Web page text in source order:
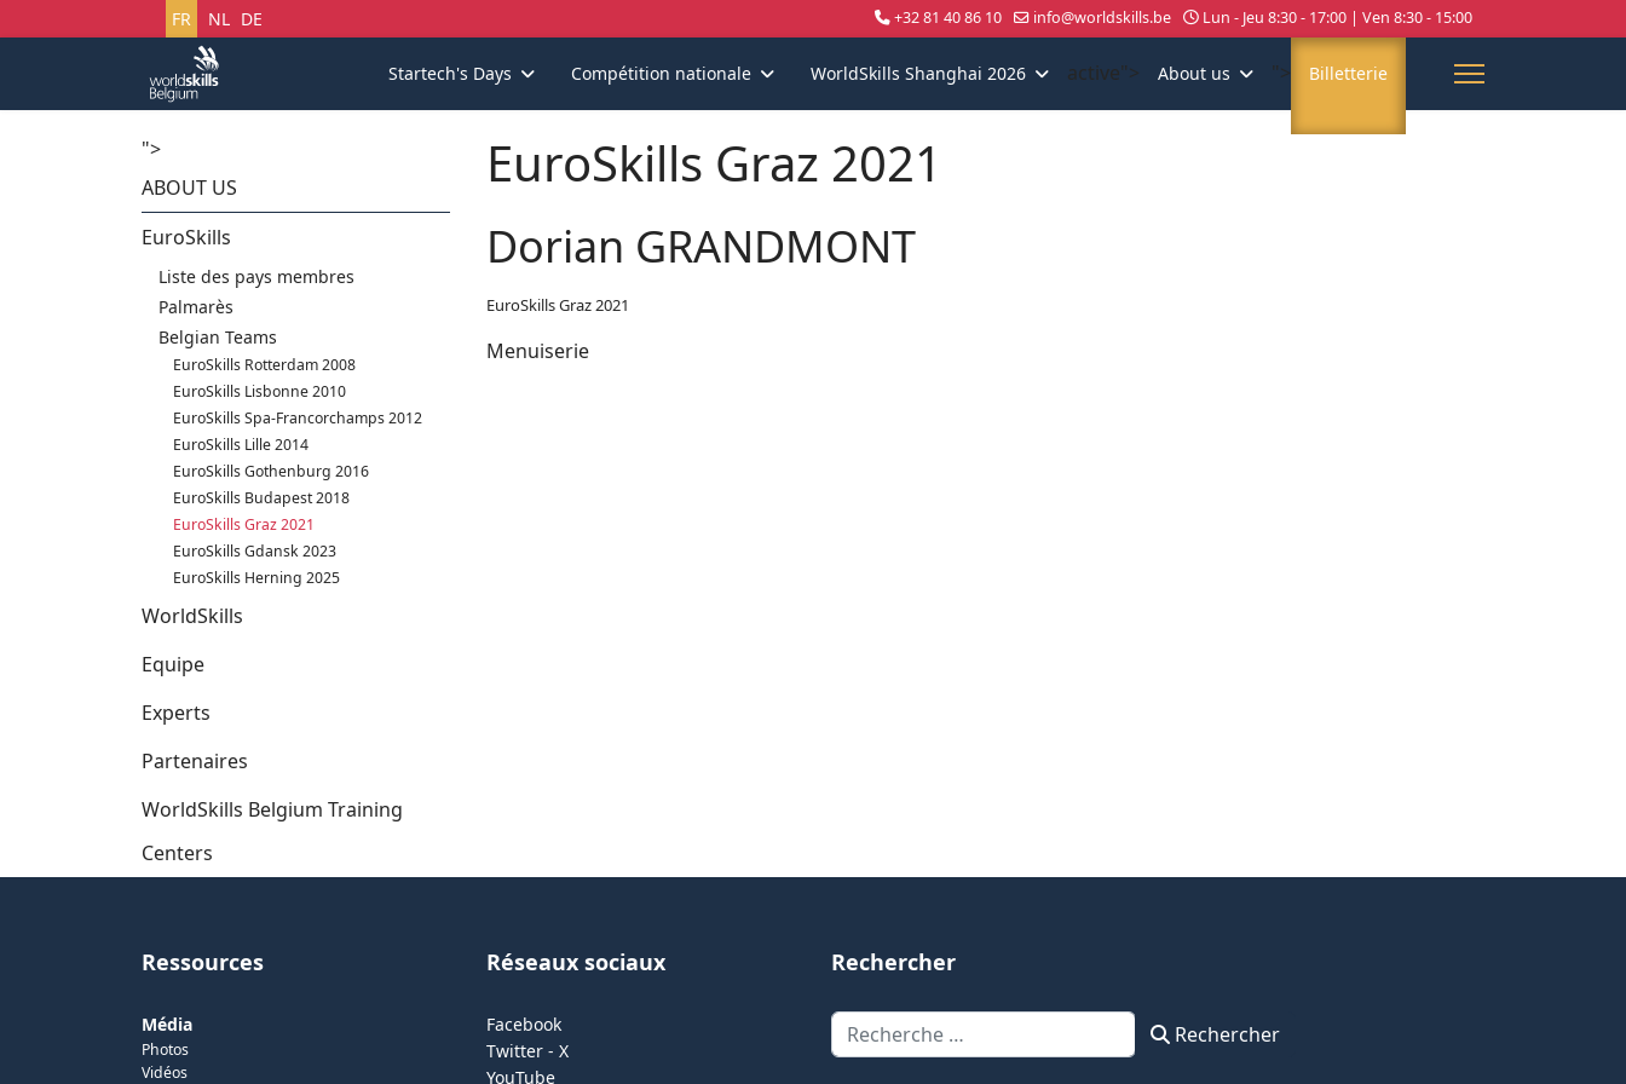
Sélectionnez votre langue
FR NL DE +32 81 40 86 10 info@worldskills.be Lun - Jeu 8:30 - 17:00 | Ven 8:30 - 15:00
Startech's Days Compétition nationale WorldSkills Shanghai 2026 active"> About us "> Billetterie
">
ABOUT US
EuroSkills
Liste des pays membres
Palmarès
Belgian Teams
EuroSkills Rotterdam 2008
EuroSkills Lisbonne 2010
EuroSkills Spa-Francorchamps 2012
EuroSkills Lille 2014
EuroSkills Gothenburg 2016
EuroSkills Budapest 2018
EuroSkills Graz 2021
EuroSkills Gdansk 2023
EuroSkills Herning 2025
WorldSkills
Equipe
Experts
Partenaires
WorldSkills Belgium Training
Centers
EuroSkills Graz 2021
Dorian GRANDMONT
EuroSkills Graz 2021
Menuiserie
Ressources
Média
Photos
Vidéos
Réseaux sociaux
Facebook
Twitter - X
YouTube
Rechercher
Rechercher Rechercher